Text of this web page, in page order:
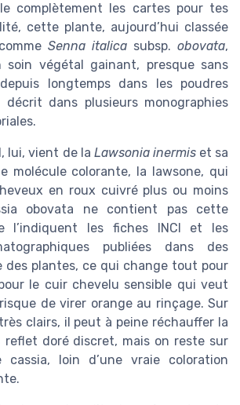
complètement les cartes pour tes
cette plante, aujourd’hui classée
Senna italica subsp. obovata,
végétal gainant, presque sans
longtemps dans les poudres
décrit dans plusieurs monographies
lui, vient de la Lawsonia inermiset sa
molécule colorante, la lawsone, qui
en roux cuivré plus ou moins
obovata ne contient pas cette
l’indiquent les fiches INCI et les
publiées dans des
des plantes, ce qui change tout pour
le cuir chevelu sensible qui veut
de virer orange au rinçage. Sur
clairs, il peut à peine réchauffer la
reflet doré discret, mais on reste sur
loin d’une vraie coloration